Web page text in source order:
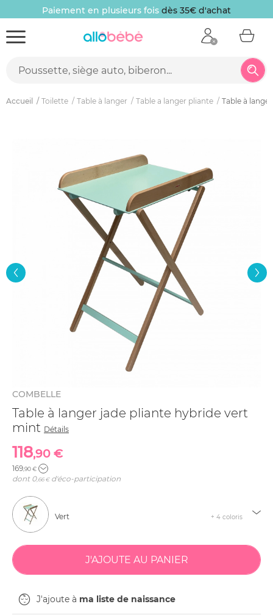
Paiement en plusieurs fois dès 35€ d'achat
Accueil Toilette Table à langer Table a langer pliante Table à
COMBELLE
Table à langer jade pliante hybride vert
mint Détails
118,90 €
169,90 €
dont 0,66 €d'éco-participation
Vert + 4 coloris
J'ajoute à ma liste de naissance